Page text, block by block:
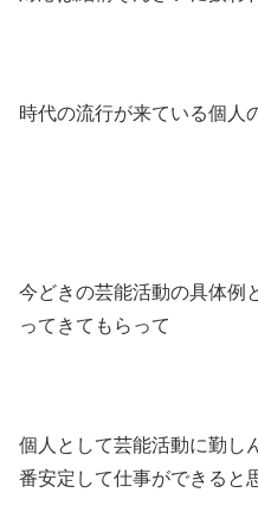
時代の流行が来ている個人
今どきの芸能活動の具体例
ってきてもらって
個人として芸能活動に勤し
番安定して仕事ができると